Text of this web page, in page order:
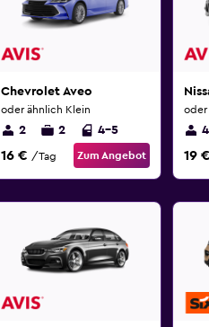
Chevrolet Aveo
oder ähnlich Klein
2 2 4-5
16 € /Tag Zum Angebot
oder
4
19